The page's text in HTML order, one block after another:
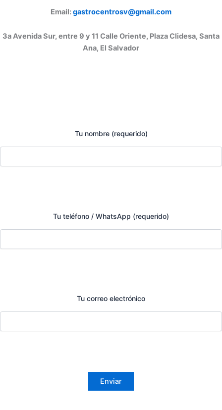
Email:gastrocentrosv@gmail.com
3a Avenida Sur, entre 9 y 11 Calle Oriente, Plaza Clidesa, Santa
Ana, El Salvador
Tu nombre (requerido)
Tu teléfono / WhatsApp (requerido)
Tu correo electrónico